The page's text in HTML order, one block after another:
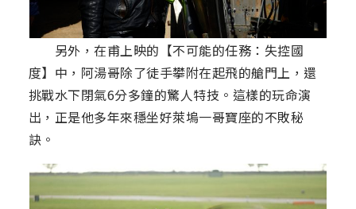
另外，在甫上映的【不可能的任務：失控國
度】中，阿湯哥除了徒手攀附在起飛的艙門上，還
挑戰水下閉氣6分多鐘的驚人特技。這樣的玩命演
出，正是他多年來穩坐好萊塢一哥寶座的不敗秘
訣。